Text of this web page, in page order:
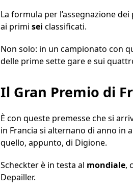
La formula per l’assegnazione
ai primi sei classificati.
Non solo: in un campionato con
delle prime sette gare e sui
Il Gran Premio di
È con queste premesse che si
in Francia si alternano di anno in
quello, appunto, di Digione.
Scheckter è in testa al mondiale,
Depailler.